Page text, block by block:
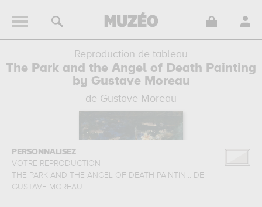
Reproduction de tableau
The Park and the Angel of Death Painting
by Gustave Moreau
de Gustave Moreau
PERSONNALISEZ
VOTRE REPRODUCTION
THE PARK AND THE ANGEL OF DEATH PAINTIN... DE
GUSTAVE MOREAU